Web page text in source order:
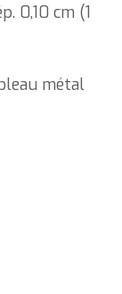
0,10 cm (1
métal